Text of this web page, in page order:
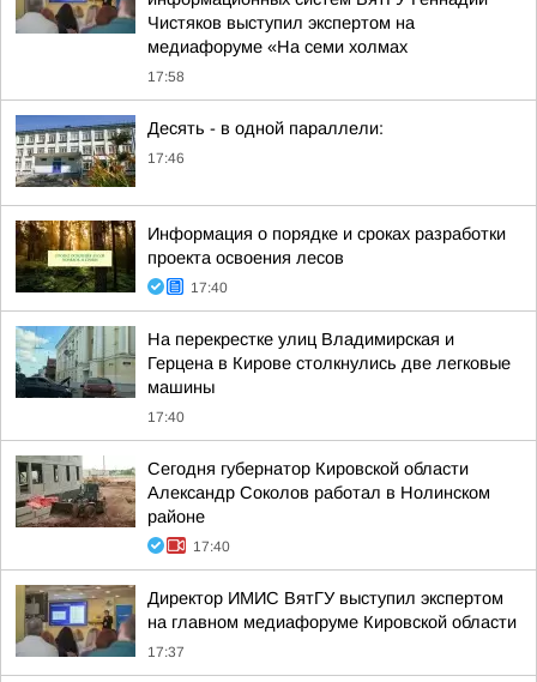
Чистяков выступил экспертом на
медиафоруме «На семи холмах
17:58
Десять - в одной параллели:
17:46
Информация о порядке и сроках разработки
проекта освоения лесов
17:40
На перекрестке улиц Владимирская и
Герцена в Кирове столкнулись две легковые
машины
17:40
Сегодня губернатор Кировской области
Александр Соколов работал в Нолинском
районе
17:40
Директор ИМИС ВятГУ выступил экспертом
на главном медиафоруме Кировской области
17:37